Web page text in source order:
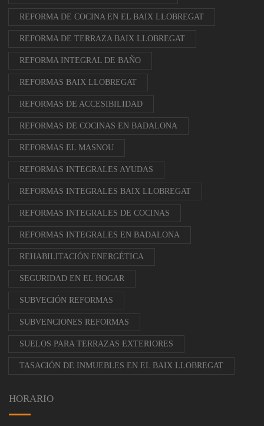
REFORMA DE COCINA EN EL BAIX LLOBREGAT
REFORMA DE TERRAZA BAIX LLOBREGAT
REFORMA INTEGRAL DE BAÑO
REFORMAS BAIX LLOBREGAT
REFORMAS DE ACCESIBILIDAD
REFORMAS DE COCINAS EN BADALONA
REFORMAS EL MASNOU
REFORMAS INTEGRALES AYUDAS
REFORMAS INTEGRALES BAIX LLOBREGAT
REFORMAS INTEGRALES DE COCINAS
REFORMAS INTEGRALES EN BADALONA
REHABILITACIÓN ENERGÉTICA
SEGURIDAD EN EL HOGAR
SUBVECIÓN REFORMAS
SUBVENCIONES REFORMAS
SUELOS PARA TERRAZAS EXTERIORES
TASACIÓN DE INMUEBLES EN EL BAIX LLOBREGAT
HORARIO